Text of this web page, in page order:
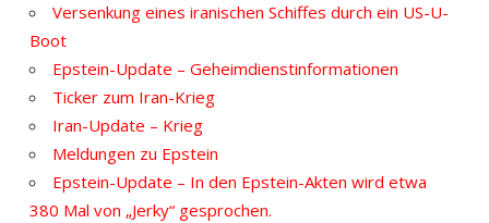
Versenkung eines iranischen Schiffes durch ein US-U-
Boot
Epstein-Update – Geheimdienstinformationen
Ticker zum Iran-Krieg
Iran-Update – Krieg
Meldungen zu Epstein
Epstein-Update – In den Epstein-Akten wird etwa
380 Mal von „Jerky“ gesprochen.